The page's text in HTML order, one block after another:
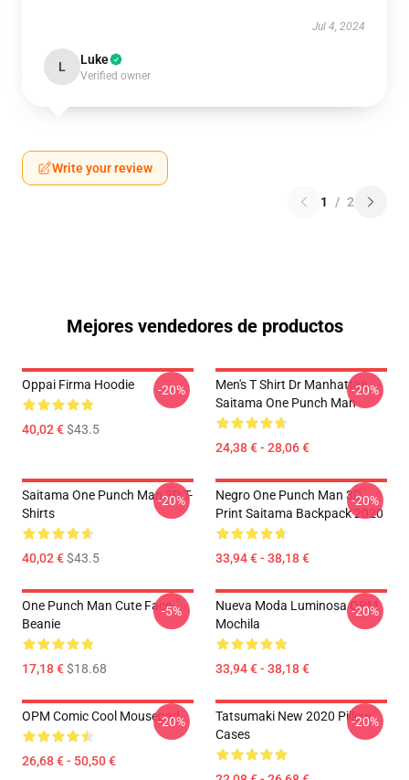
Jul 4, 2024
L Luke
Verified owner
Write your review
1 / 2
Mejores vendedores de productos
Oppai Firma Hoodie
40,02 €$43.5
-20%
Men's T Shirt Dr Manhattan
Saitama One Punch Man
24,38 € - 28,06 €
-20%
Saitama One Punch Man 3D T-
Shirts
40,02 €$43.5
-20%
Negro One Punch Man 3D
Print Saitama Backpack 2020
33,94 € - 38,18 €
-20%
One Punch Man Cute Face
Beanie
17,18 €$18.68
-5%
Nueva Moda Luminosa OPM
Mochila
33,94 € - 38,18 €
-20%
OPM Comic Cool Mousepad
26,68 € - 50,50 €
-20%
Tatsumaki New 2020 Pillow
Cases
-20%